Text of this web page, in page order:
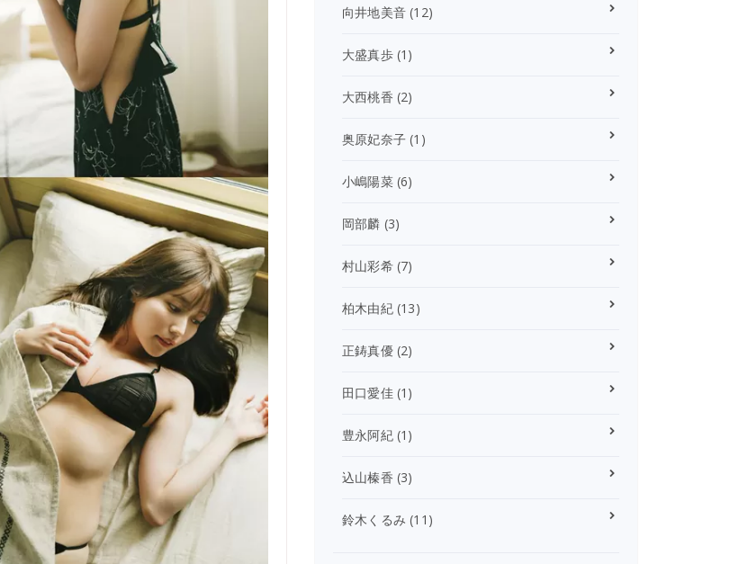
向井地美音 (12)
大盛真歩(1)
大西桃香 (2)
奥原妃奈子 (1)
小嶋陽菜(6)
岡部麟 (3)
村山彩希(7)
柏木由紀(13)
正鋳真優(2)
田口愛佳(1)
豊永阿紀(1)
込山榛香 (3)
鈴木くるみ (11)